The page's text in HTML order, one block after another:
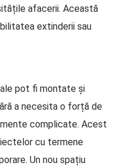
afacerii. Această
extinderii sau
pot fi montate și
a necesita o forță de
complicate. Acest
cu termene
Un nou spațiu